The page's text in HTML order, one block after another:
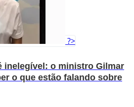
?>
inelegível: o ministro Gilmar
o que estão falando sobre